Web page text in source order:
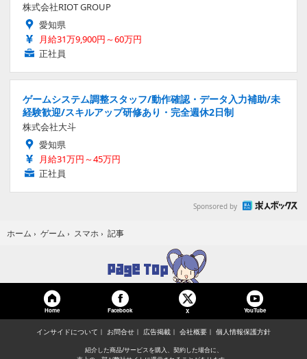
株式会社RIOT GROUP
愛知県
月給31万9,900円～60万円
正社員
ゲームシステム調整スタッフ/動作確認・データ入力補助/未
経験歓迎/スキルアップ研修あり・完全週休2日制
株式会社大斗
愛知県
月給31万円～45万円
正社員
Sponsored by
ホーム › ゲーム › スマホ › 記事
Home Facebook X YouTube
インサイドについて お問合せ 広告掲載 会社概要 個人情報保護方針
紹介した商品/サービスを購入、契約した場合に、